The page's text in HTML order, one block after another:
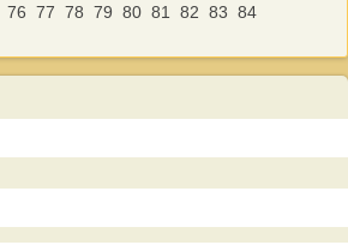
76 77 78 79 80 81 82 83 84